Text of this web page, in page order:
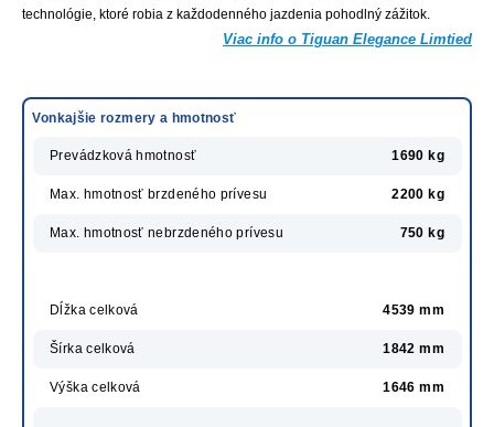
technológie, ktoré robia z každodenného jazdenia pohodlný zážitok.
Viac info o Tiguan Elegance Limtied
Vonkajšie rozmery a hmotnosť
Prevádzková hmotnosť 1690 kg
Max. hmotnosť brzdeného prívesu 2200 kg
Max. hmotnosť nebrzdeného prívesu 750 kg
Dĺžka celková 4539 mm
Šírka celková 1842 mm
Výška celková 1646 mm